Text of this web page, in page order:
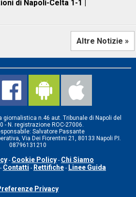
di Napoli-Celta 1-1 |
Altre Notizie »
n.46 aut. Tribunale di Napoli del
- N. registrazione ROC-27006.
Salvatore Passante
Via Dei Fiorentini 21, 80133 Napoli P.I.
08796131210
- Cookie Policy - Chi Siamo
- Contatti - Rettifiche - Linee Guida
Privacy